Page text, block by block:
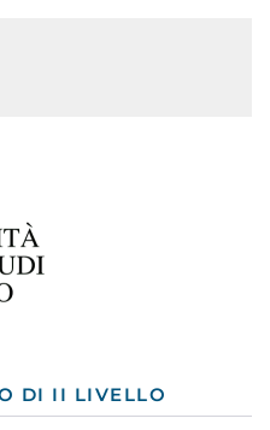
DI II LIVELLO